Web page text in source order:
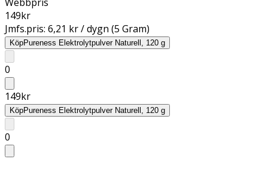
149kr
Jmfs.pris: 6,21 kr / dygn (5 Gram)
KöpPureness Elektrolytpulver Naturell, 120 g
0
149kr
KöpPureness Elektrolytpulver Naturell, 120 g
0